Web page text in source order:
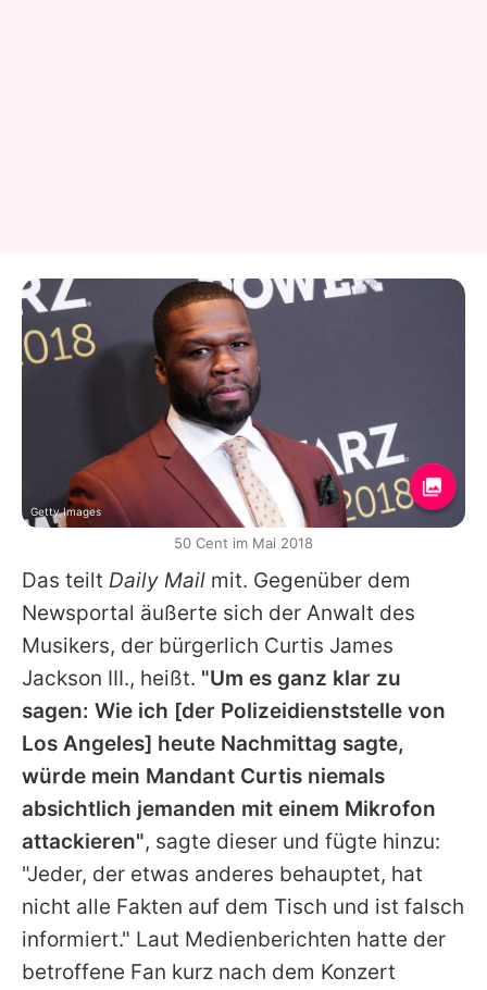
Das teilt Daily Mail mit. Gegenüber dem
Newsportal äußerte sich der Anwalt des
Musikers, der bürgerlich Curtis James
Jackson III., heißt. "Um es ganz klar zu
sagen: Wie ich [der Polizeidienststelle von
Los Angeles] heute Nachmittag sagte,
würde mein Mandant Curtis niemals
absichtlich jemanden mit einem Mikrofon
attackieren", sagte dieser und fügte hinzu:
"Jeder, der etwas anderes behauptet, hat
nicht alle Fakten auf dem Tisch und ist falsch
informiert." Laut Medienberichten hatte der
betroffene Fan kurz nach dem Konzert
Getty Images
50 Cent im Mai 2018